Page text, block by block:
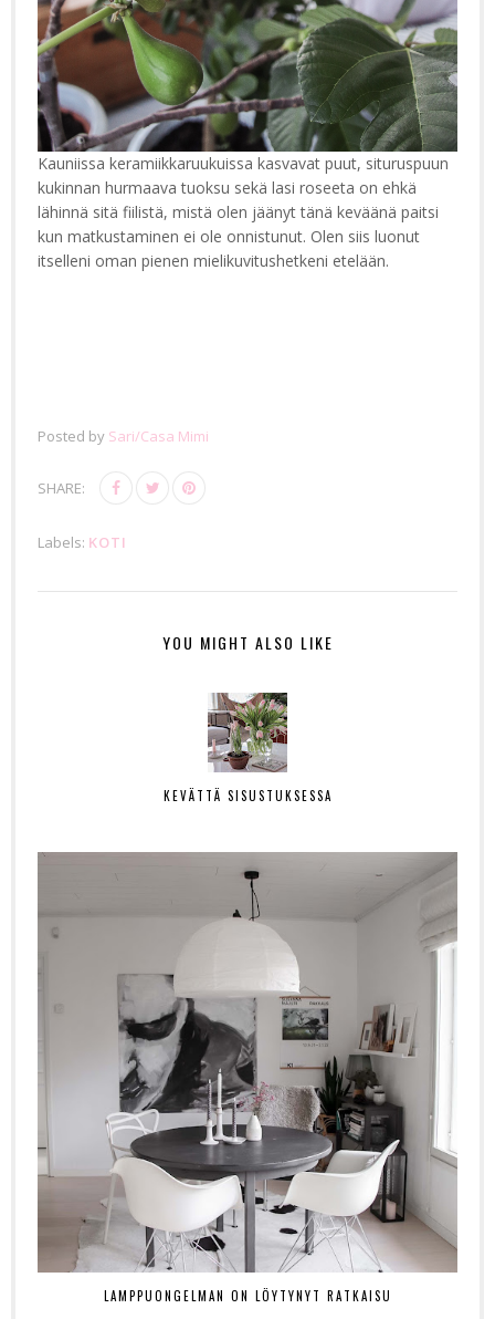
Kauniissa keramiikkaruukuissa kasvavat puut, situruspuun
kukinnan hurmaava tuoksu sekä lasi roseeta on ehkä
lähinnä sitä fiilistä, mistä olen jäänyt tänä keväänä paitsi
kun matkustaminen ei ole onnistunut. Olen siis luonut
itselleni oman pienen mielikuvitushetkeni etelään.
Posted by Sari/Casa Mimi
SHARE:
Labels: KOTI
YOU MIGHT ALSO LIKE
KEVÄTTÄ SISUSTUKSESSA
LAMPPUONGELMAN ON LÖYTYNYT RATKAISU